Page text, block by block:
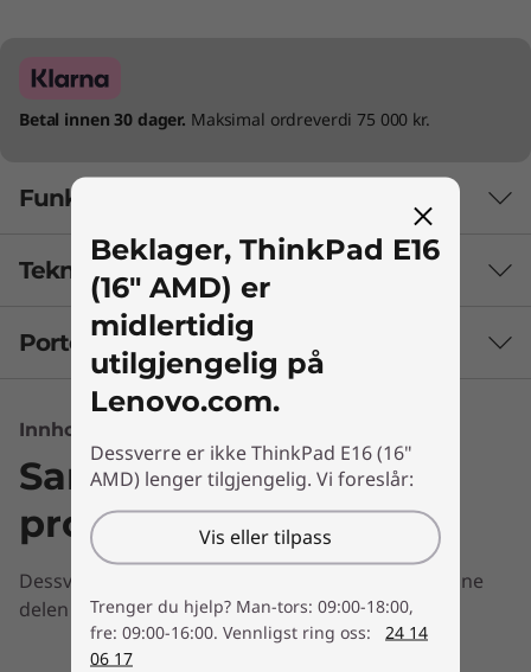
Betal innen 30 dager. Maksimal ordreverdi 75 000 kr.
Funksjoner
Et sprang fremover i ytelse
Bærbare Lenovo ThinkPad E16 (16" AMD) er
kraftig, pålitelig og sikker – perfekt for
bedriftens behov. Pløy gjennom alle
oppgavene, og nyt topp produktivitet med
kraften til AMD Ryzen™ 7000-seriens
prosessorer og integrert UMA-grafikk.
Fleroppgavekjør med letthet, takket være
omfattende DDR4-minne og rask SSD-lagring.
Tekniske spesifikasjoner
YTELSE
Opptil 57 Wh
Lyd
2 stereohøyttalere på 2 W
To mikrofoner
Dolby Atmos
Kamera
Porter og spor
Innhold ikke tilgjengelig
Sammenlign lignende
produkter
Dessverre har vi ingen informasjon å vise for denne
delen
Beklager, ThinkPad E16
(16" AMD) er
midlertidig
utilgjengelig på
Lenovo.com.
Dessverre er ikke ThinkPad E16 (16"
AMD) lenger tilgjengelig. Vi foreslår:
Vis eller tilpass
Trenger du hjelp? Man-tors: 09:00-18:00,
fre: 09:00-16:00. Vennligst ring oss:
24 14
06 17